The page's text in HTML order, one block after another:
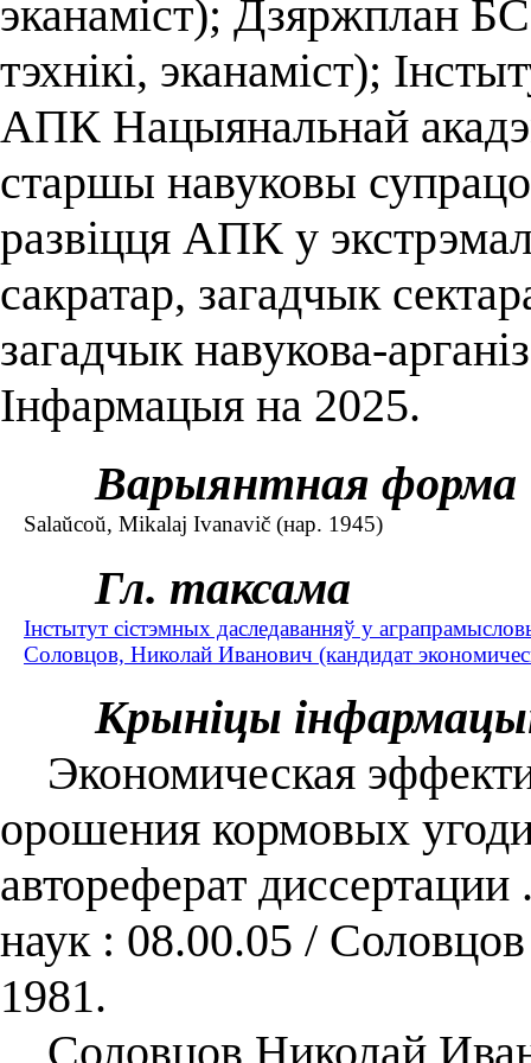
эканаміст); Дзяржплан
тэхнікі, эканаміст);
АПК Нацыянальнай
старшы навуковы
развіцця АПК у
сакратар, загадчык
загадчык навукова-
Інфармацыя на 2025.
Варыянтная форма
Salaŭcoŭ, Mіkalaj Іvanavіč (нар. 1945)
Гл. таксама
Інстытут сістэмных даследаванняў у
Соловцов, Николай Иванович (кандидат
Крыніцы
Экономическая
орошения кормовых
автореферат
наук : 08.00.05 /
1981.
Соловцов Николай